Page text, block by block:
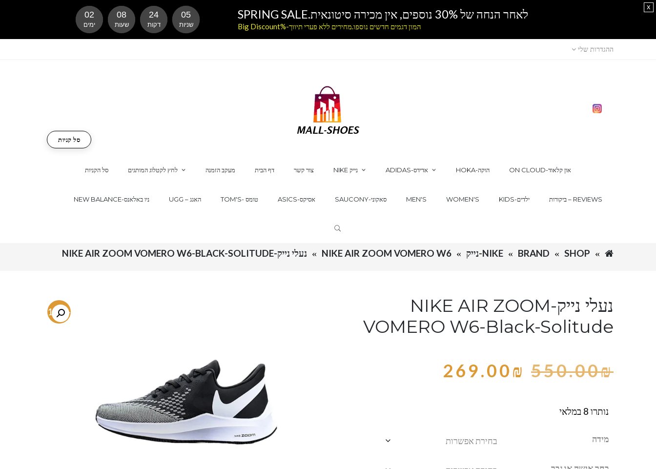
ההגדרות שלי
סל הקניות לחץ לקטלוג המותגים מעקב הזמנה דף הבית צור קשר NIKE נייק ADIDAS-אדידס HOKA-הוקה ON CLOUD-און קלאוד
NEW BALANCE-ניו באלאנס UGG – האגג TOM'S- טומס ASICS-אסיקס SAUCONY-סאקוני MEN'S WOMEN'S KIDS-ילדים ביקורות – REVIEWS
סל קניות
SHOP
BRAND NIKE-נייק NIKE AIR ZOOM VOMERO W6 נעלי נייק-NIKE AIR ZOOM VOMERO W6-BLACK-SOLITUDE
-51.1%
נעלי נייק-NIKE AIR ZOOM
VOMERO W6-Black-Solitude
550.00₪
269.00₪
נותרו 8 במלאי
מידה
לאחר הנחה של 30% נוספים, אין מכירה סיטונאית.SPRING SALE
המון דגמים חדשים נוספו.מחירים ללא פערי תיווך-%Big Discount
02
ימים
08
שעות
24
דקות
04
שניות
x